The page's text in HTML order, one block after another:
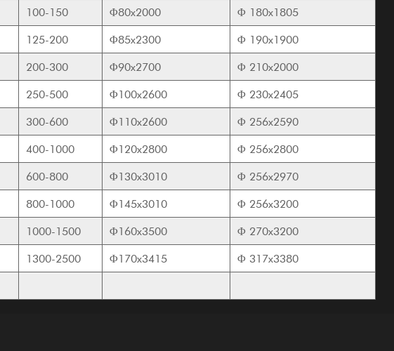
100-150 Φ80x2000 Φ 180x1805
125-200 Φ85x2300 Φ 190x1900
200-300 Φ90x2700 Φ 210x2000
250-500 Φ100x2600 Φ 230x2405
300-600 Φ110x2600 Φ 256x2590
400-1000 Φ120x2800 Φ 256x2800
600-800 Φ130x3010 Φ 256x2970
800-1000 Φ145x3010 Φ 256x3200
1000-1500 Φ160x3500 Φ 270x3200
1300-2500 Φ170x3415 Φ 317x3380